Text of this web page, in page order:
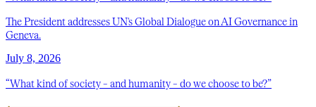
The President addresses UN's Global Dialogue on AI Governance in
Geneva.
July 8, 2026
“What kind of society – and humanity – do we choose to be?”